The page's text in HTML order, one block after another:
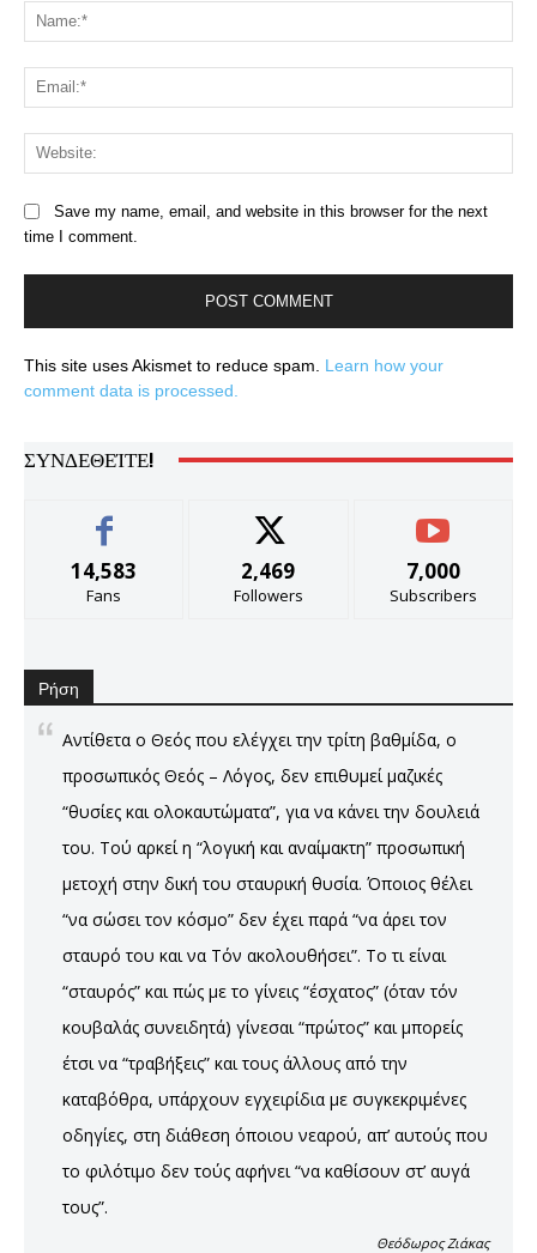
Save my name, email, and website in this browser for the next
time I comment.
This site uses Akismet to reduce spam. Learn how your
comment data is processed.
ΣΥΝΔΕΘΕΊΤΕ!
14,583
Fans
2,469
Followers
7,000
Subscribers
Ρήση
Αντίθετα ο Θεός που ελέγχει την τρίτη βαθμίδα, ο
προσωπικός Θεός – Λόγος, δεν επιθυμεί μαζικές
“θυσίες και ολοκαυτώματα”, για να κάνει την δουλειά
του. Τού αρκεί η “λογική και αναίμακτη” προσωπική
μετοχή στην δική του σταυρική θυσία. Όποιος θέλει
“να σώσει τον κόσμο” δεν έχει παρά “να άρει τον
σταυρό του και να Τόν ακολουθήσει”. Το τι είναι
“σταυρός” και πώς με το γίνεις “έσχατος” (όταν τόν
κουβαλάς συνειδητά) γίνεσαι “πρώτος” και μπορείς
έτσι να “τραβήξεις” και τους άλλους από την
καταβόθρα, υπάρχουν εγχειρίδια με συγκεκριμένες
οδηγίες, στη διάθεση όποιου νεαρού, απ’ αυτούς που
το φιλότιμο δεν τούς αφήνει “να καθίσουν στ’ αυγά
τους”.
Θεόδωρος Ζιάκας